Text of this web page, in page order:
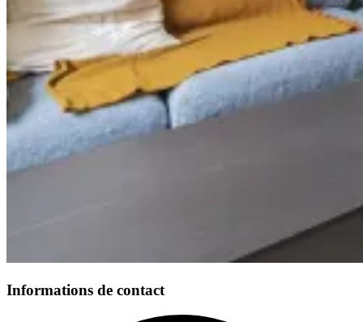
Informations de contact